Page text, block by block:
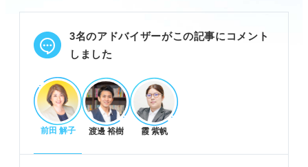
3名のアドバイザーがこの記事にコメント
しました
前田 解子 渡邊 裕樹 霞 紫帆